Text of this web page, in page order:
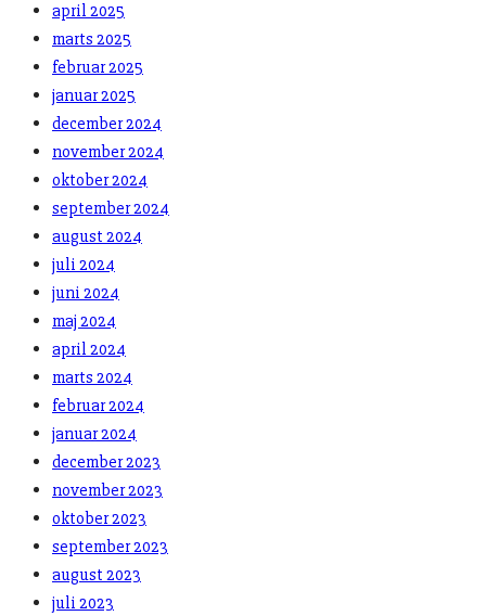
april 2025
marts 2025
februar 2025
januar 2025
december 2024
november 2024
oktober 2024
september 2024
august 2024
juli 2024
juni 2024
maj 2024
april 2024
marts 2024
februar 2024
januar 2024
december 2023
november 2023
oktober 2023
september 2023
august 2023
juli 2023